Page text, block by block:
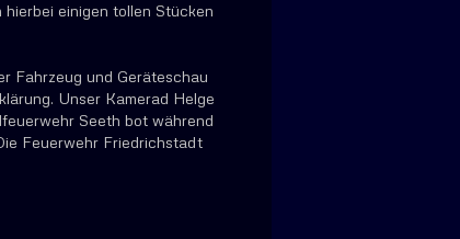
einigen tollen Stücken
Fahrzeug und Geräteschau
Unser Kamerad Helge
Seeth bot während
Feuerwehr Friedrichstadt